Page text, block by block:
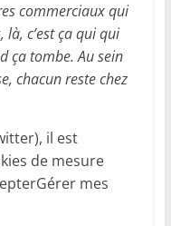
commerciaux qui
c’est ça qui qui
ça tombe. Au sein
chacun reste chez
il est
de mesure
mes